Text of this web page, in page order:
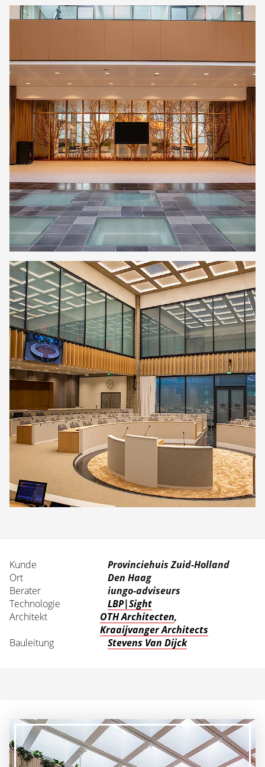
Kunde
Provinciehuis Zuid-Holland
Ort
Den Haag
Berater
iungo-adviseurs
Technologie
LBP|Sight
Architekt
OTH Architecten,
Kraaijvanger Architects
Bauleitung
Stevens Van Dijck